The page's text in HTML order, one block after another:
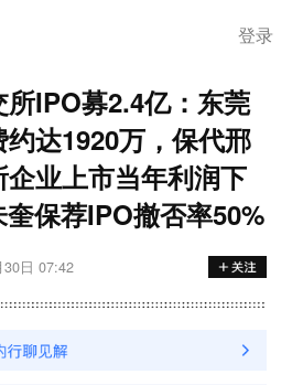
登录
IPO募2.4亿：东莞
达1920万，保代邢
业上市当年利润下
保荐IPO撤否率50%
30日 07:42